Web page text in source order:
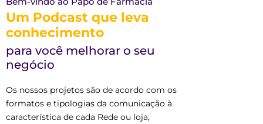
Um Podcast que leva
conhecimento
para você melhorar o seu
negócio
Os nossos projetos são de acordo com os
formatos e tipologias da comunicação à
característica de cada Rede ou loja,